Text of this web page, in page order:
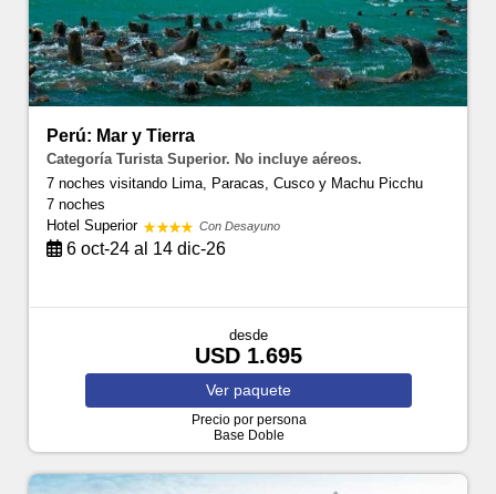
Perú: Mar y Tierra
Categoría Turista Superior. No incluye aéreos.
7 noches visitando Lima, Paracas, Cusco y Machu Picchu
7 noches
Hotel Superior
Con Desayuno
6 oct-24 al 14 dic-26
desde
USD 1.695
Ver paquete
Precio por persona
Base Doble